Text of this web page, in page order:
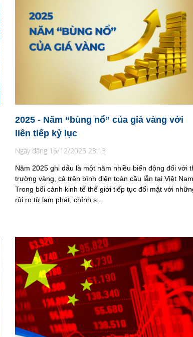
2025 - Năm “bùng nổ” của giá vàng với
liên tiếp kỷ lục
Ngày đăng 16/12/2025 23:13
Năm 2025 ghi dấu là một năm nhiều biến động đối với
trường vàng, cả trên bình diện toàn cầu lẫn tại Việt Nam.
Trong bối cảnh kinh tế thế giới tiếp tục đối mặt với
rủi ro từ lạm phát, chính s...